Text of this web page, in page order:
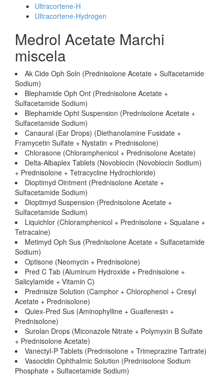
Ultracortene-H
Ultracortene-Hydrogen
Medrol Acetate Marchi
miscela
Ak Cide Oph Soln (Prednisolone Acetate + Sulfacetamide
Sodium)
Blephamide Oph Ont (Prednisolone Acetate +
Sulfacetamide Sodium)
Blephamide Opht Suspension (Prednisolone Acetate +
Sulfacetamide Sodium)
Canaural (Ear Drops) (Diethanolamine Fusidate +
Framycetin Sulfate + Nystatin + Prednisolone)
Chlorasone (Chloramphenicol + Prednisolone Acetate)
Delta-Albaplex Tablets (Novobiocin (Novobiocin Sodium)
+ Prednisolone + Tetracycline Hydrochloride)
Dioptimyd Ointment (Prednisolone Acetate +
Sulfacetamide Sodium)
Dioptimyd Suspension (Prednisolone Acetate +
Sulfacetamide Sodium)
Liquichlor (Chloramphenicol + Prednisolone + Squalane +
Tetracaine)
Metimyd Oph Sus (Prednisolone Acetate + Sulfacetamide
Sodium)
Optisone (Neomycin + Prednisolone)
Pred C Tab (Aluminum Hydroxide + Prednisolone +
Salicylamide + Vitamin C)
Prednisize Solution (Camphor + Chlorophenol + Cresyl
Acetate + Prednisolone)
Quiex-Pred Sus (Aminophylline + Guaifenesin +
Prednisolone)
Surolan Drops (Miconazole Nitrate + Polymyxin B Sulfate
+ Prednisolone Acetate)
Vanectyl-P Tablets (Prednisolone + Trimeprazine Tartrate)
Vasocidin Ophthalmic Solution (Prednisolone Sodium
Phosphate + Sulfacetamide Sodium)